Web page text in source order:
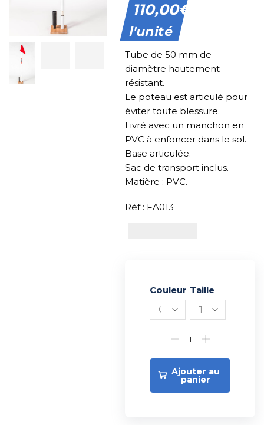
110,00€
l'unité
Tube de 50 mm de
diamètre hautement
résistant.
Le poteau est articulé pour
éviter toute blessure.
Livré avec un manchon en
PVC à enfoncer dans le sol.
Base articulée.
Sac de transport inclus.
Matière : PVC.
Réf : FA013
Couleur Taille
Ajouter au
panier
Alternative: